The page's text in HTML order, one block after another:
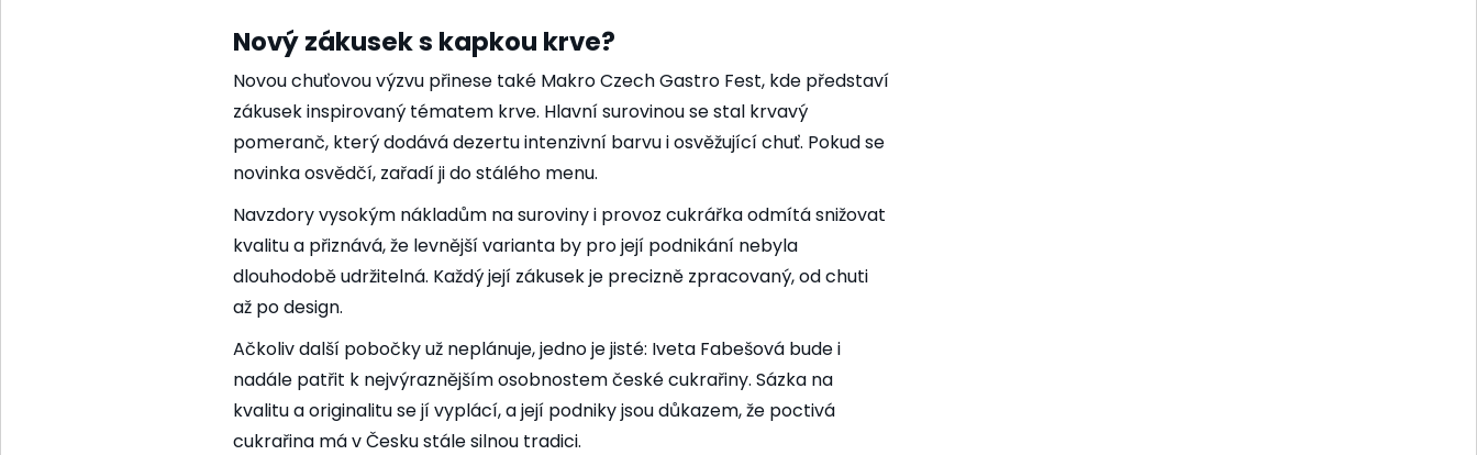
Nový zákusek s kapkou krve?
Novou chuťovou výzvu přinese také Makro Czech Gastro Fest, kde představí
zákusek inspirovaný tématem krve. Hlavní surovinou se stal krvavý
pomeranč, který dodává dezertu intenzivní barvu i osvěžující chuť. Pokud se
novinka osvědčí, zařadí ji do stálého menu.
Navzdory vysokým nákladům na suroviny i provoz cukrářka odmítá snižovat
kvalitu a přiznává, že levnější varianta by pro její podnikání nebyla
dlouhodobě udržitelná. Každý její zákusek je precizně zpracovaný, od chuti
až po design.
Ačkoliv další pobočky už neplánuje, jedno je jisté: Iveta Fabešová bude i
nadále patřit k nejvýraznějším osobnostem české cukrařiny. Sázka na
kvalitu a originalitu se jí vyplácí, a její podniky jsou důkazem, že poctivá
cukrařina má v Česku stále silnou tradici.